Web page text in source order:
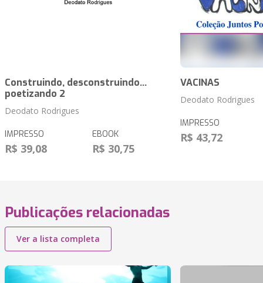
Construindo, desconstruindo...
poetizando 2
Deodato Rodrigues
IMPRESSO
R$ 39,08
EBOOK
R$ 30,75
VACINAS
Deodato Rodrigues
IMPRESSO
R$ 43,72
Publicações relacionadas
Ver a lista completa